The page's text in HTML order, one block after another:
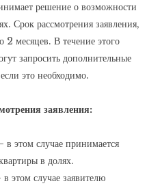
решение о возможности
Срок рассмотрения заявления,
2 месяцев. В течение этого
запросить дополнительные
это необходимо.
заявления:
этом случае принимается
в долях.
этом случае заявителю